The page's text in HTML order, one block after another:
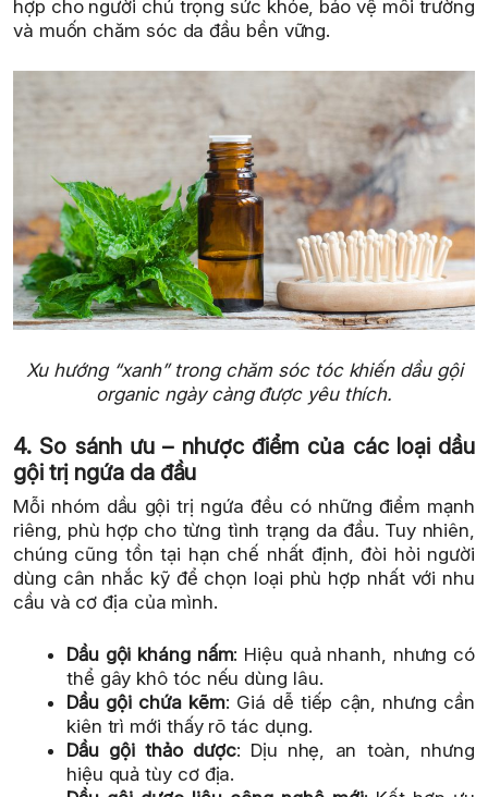
hợp cho người chú trọng sức khỏe, bảo vệ môi trường
và muốn chăm sóc da đầu bền vững.
Xu hướng “xanh” trong chăm sóc tóc khiến dầu gội
organic ngày càng được yêu thích.
4. So sánh ưu – nhược điểm của các loại dầu
gội trị ngứa da đầu
Mỗi nhóm dầu gội trị ngứa đều có những điểm mạnh
riêng, phù hợp cho từng tình trạng da đầu. Tuy nhiên,
chúng cũng tồn tại hạn chế nhất định, đòi hỏi người
dùng cân nhắc kỹ để chọn loại phù hợp nhất với nhu
cầu và cơ địa của mình.
Dầu gội kháng nấm: Hiệu quả nhanh, nhưng có
thể gây khô tóc nếu dùng lâu.
Dầu gội chứa kẽm: Giá dễ tiếp cận, nhưng cần
kiên trì mới thấy rõ tác dụng.
Dầu gội thảo dược: Dịu nhẹ, an toàn, nhưng
hiệu quả tùy cơ địa.